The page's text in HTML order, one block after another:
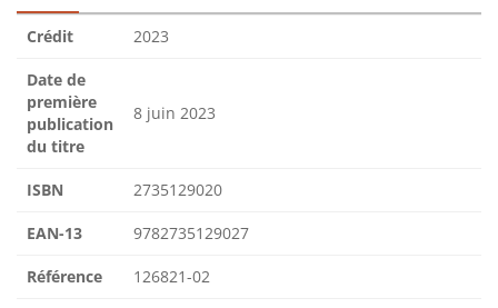
Crédit 2023
Date de
première
publication
du titre
8 juin 2023
ISBN 2735129020
EAN-13 9782735129027
Référence 126821-02